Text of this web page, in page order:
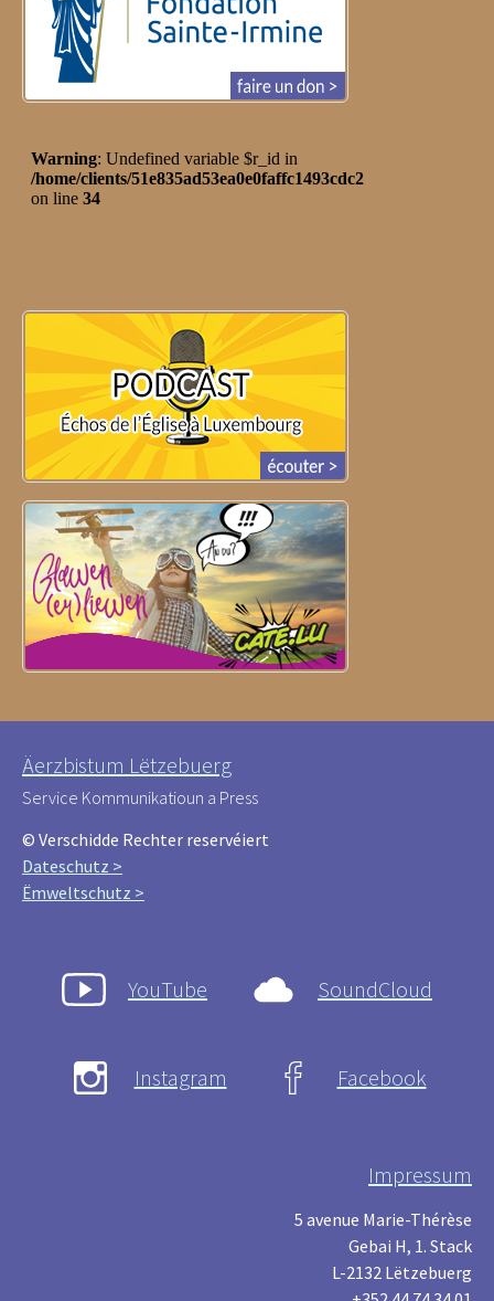
Äerzbistum Lëtzebuerg
Service Kommunikatioun a Press
© Verschidde Rechter reservéiert
Dateschutz >
Ëmweltschutz >
YouTube SoundCloud
Instagram Facebook
Impressum
5 avenue Marie-Thérèse
Gebai H, 1. Stack
L-2132 Lëtzebuerg